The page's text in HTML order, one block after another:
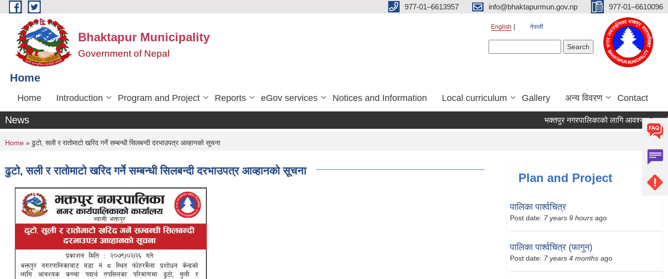
Skip to main content 977-01–6613957 info@bhaktapurmun.gov.np 977-01–6610096
Bhaktapur Municipality
Government of Nepal
English नेपाली
Home
Home Introduction Program and Project Reports eGov services Notices and Information Local curriculum Gallery अन्य विवरण Contact
News भक्तपुर नगरपालिकाको लागि आवश्यक
You are here
Home » ढुटो, सली र रातोमाटो खरिद गर्ने सम्बन्धी सिलबन्दी दरभाउपत्र आव्हानको सूचना
ढुटो, सली र रातोमाटो खरिद गर्ने सम्बन्धी सिलबन्दी दरभाउपत्र आव्हानको सूचना
Plan and Project
पालिका पार्श्वचित्र
Post date: 7 years 9 hours ago
पालिका पार्श्वचित्र (फागुन)
Post date: 7 years 4 months ago